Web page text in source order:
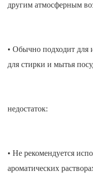
другим атмосферным
• Обычно подходит для
для стирки и мытья
недостаток:
• Не рекомендуется
ароматических